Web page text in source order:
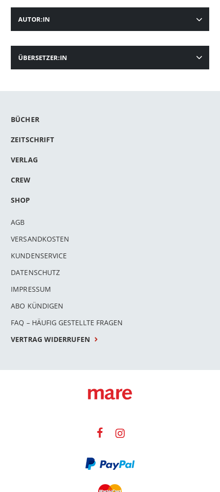
AUTOR:IN
ÜBERSETZER:IN
BÜCHER
ZEITSCHRIFT
VERLAG
CREW
SHOP
AGB
VERSANDKOSTEN
KUNDENSERVICE
DATENSCHUTZ
IMPRESSUM
ABO KÜNDIGEN
FAQ – HÄUFIG GESTELLTE FRAGEN
VERTRAG WIDERRUFEN